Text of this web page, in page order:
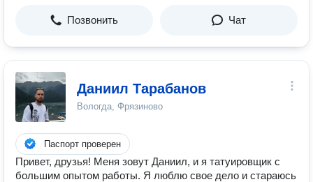
Позвонить Чат
Даниил Тарабанов
Вологда, Фрязиново
Паспорт проверен
Привет, друзья! Меня зовут Даниил, и я татуировщик с
большим опытом работы. Я люблю свое дело и стараюсь